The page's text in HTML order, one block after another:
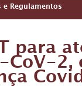
e Regulamentos
para
CoV-